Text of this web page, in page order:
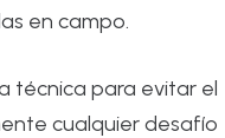
en campo.
técnica para evitar el
cualquier desafío